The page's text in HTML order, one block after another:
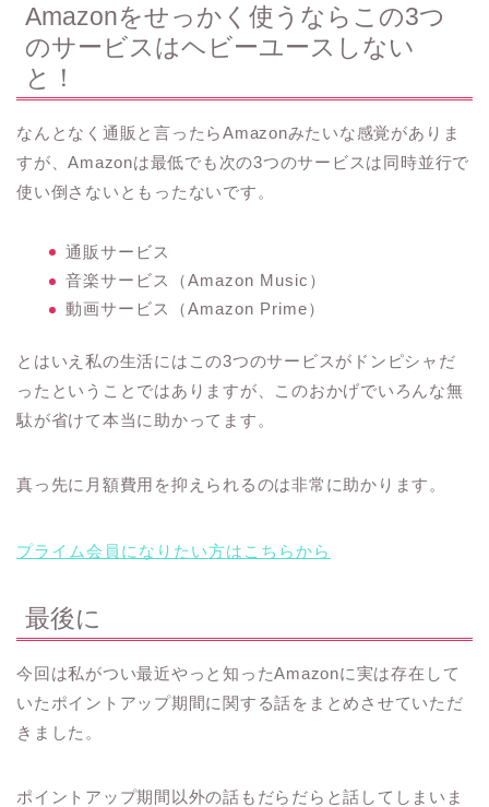
Amazonをせっかく使うならこの3つ
のサービスはヘビーユースしない
と！
なんとなく通販と言ったらAmazonみたいな感覚がありま
すが、Amazonは最低でも次の3つのサービスは同時並行で
使い倒さないともったないです。
通販サービス
音楽サービス（Amazon Music）
動画サービス（Amazon Prime）
とはいえ私の生活にはこの3つのサービスがドンピシャだ
ったということではありますが、このおかげでいろんな無
駄が省けて本当に助かってます。
真っ先に月額費用を抑えられるのは非常に助かります。
プライム会員になりたい方はこちらから
最後に
今回は私がつい最近やっと知ったAmazonに実は存在して
いたポイントアップ期間に関する話をまとめさせていただ
きました。
ポイントアップ期間以外の話もだらだらと話してしまいま